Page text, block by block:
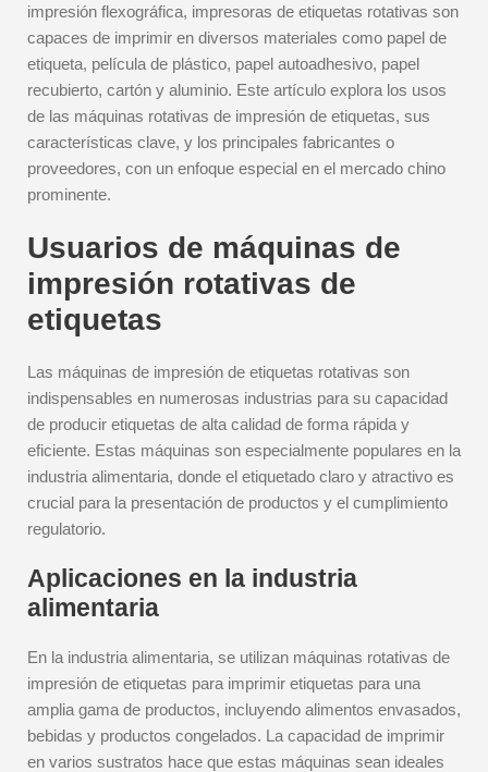
impresión flexográfica, impresoras de etiquetas rotativas son
capaces de imprimir en diversos materiales como papel de
etiqueta, película de plástico, papel autoadhesivo, papel
recubierto, cartón y aluminio. Este artículo explora los usos
de las máquinas rotativas de impresión de etiquetas, sus
características clave, y los principales fabricantes o
proveedores, con un enfoque especial en el mercado chino
prominente.
Usuarios de máquinas de
impresión rotativas de
etiquetas
Las máquinas de impresión de etiquetas rotativas son
indispensables en numerosas industrias para su capacidad
de producir etiquetas de alta calidad de forma rápida y
eficiente. Estas máquinas son especialmente populares en la
industria alimentaria, donde el etiquetado claro y atractivo es
crucial para la presentación de productos y el cumplimiento
regulatorio.
Aplicaciones en la industria
alimentaria
En la industria alimentaria, se utilizan máquinas rotativas de
impresión de etiquetas para imprimir etiquetas para una
amplia gama de productos, incluyendo alimentos envasados,
bebidas y productos congelados. La capacidad de imprimir
en varios sustratos hace que estas máquinas sean ideales